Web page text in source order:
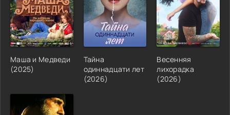
Маша и Медведи
(2025)
Тайна
одиннадцати лет
(2026)
Весенняя
лихорадка
(2026)